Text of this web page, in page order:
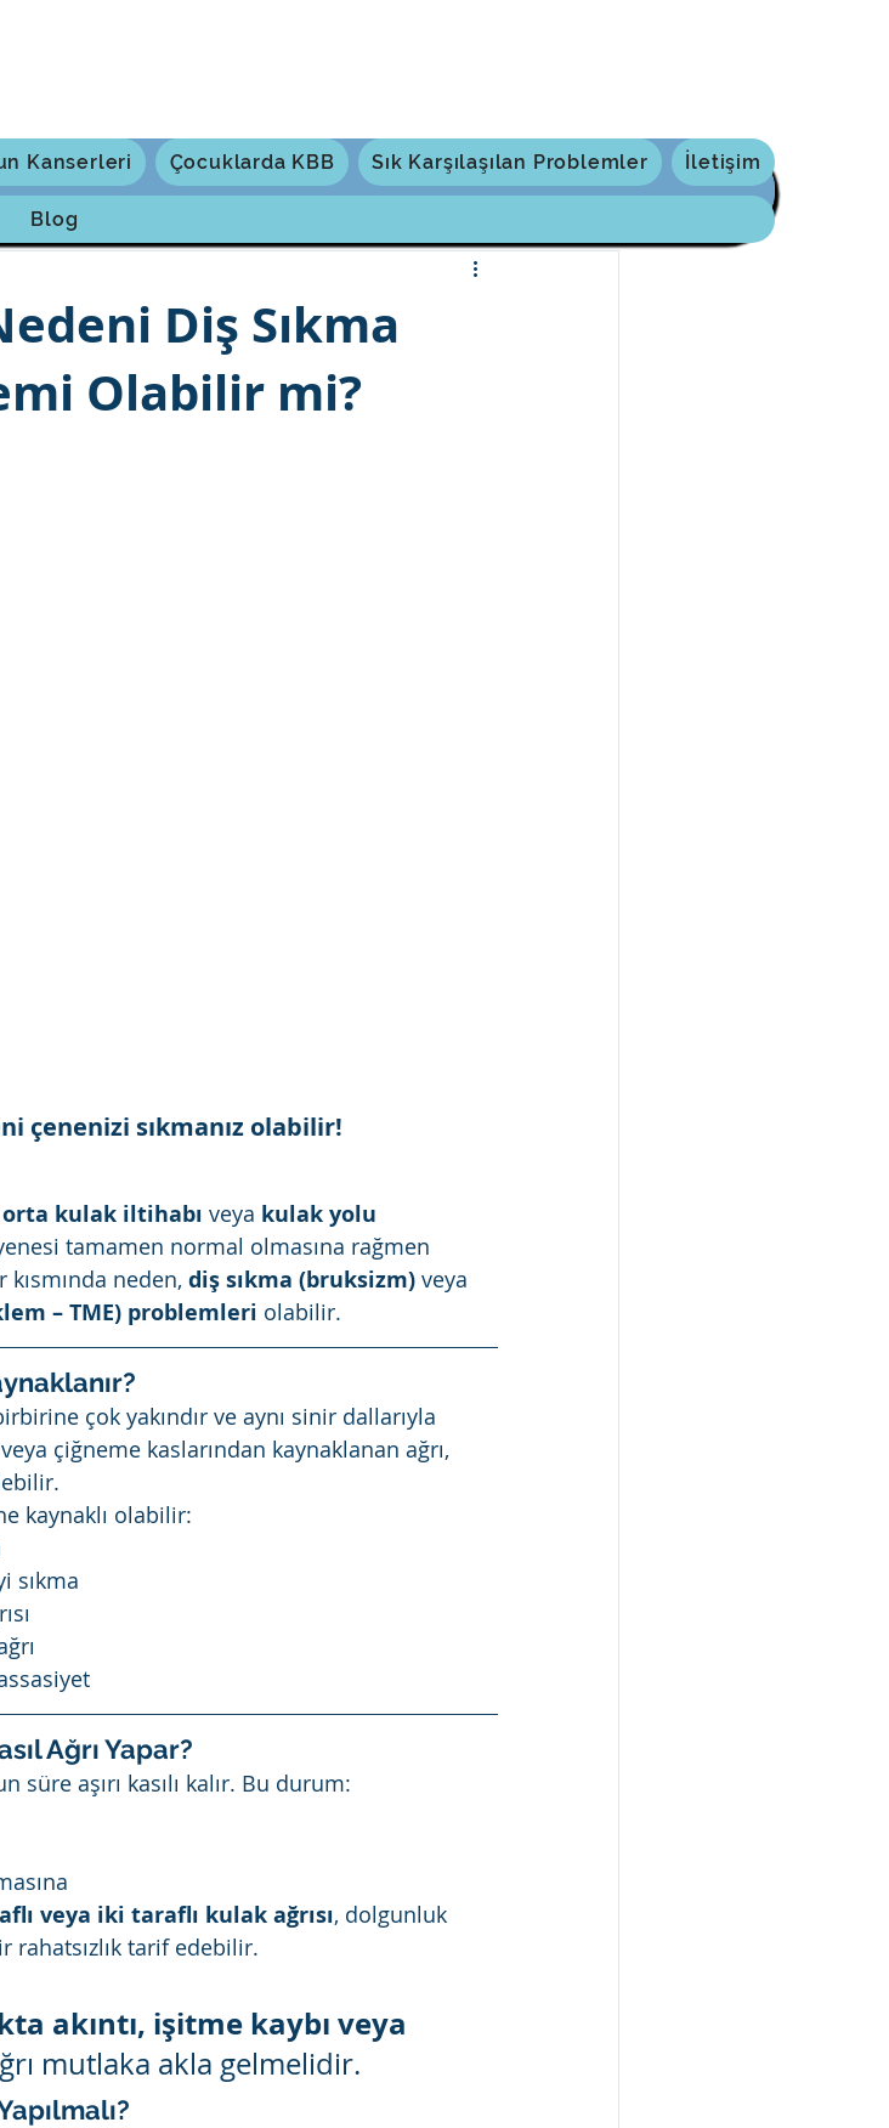
Diş Sıkma
Olabilir mi?
çenenizi sıkmanız olabilir!
orta kulak iltihabı veya kulak yolu
tamamen normal olmasına rağmen
neden, diş sıkma (bruksizm) veya
– TME) problemleri olabilir.
çok yakındır ve aynı sinir dallarıyla
çiğneme kaslarından kaynaklanan ağrı,
kaynaklı olabilir:
sıkma
Ağrı Yapar?
süre aşırı kasılı kalır. Bu durum:
veya iki taraflı kulak ağrısı, dolgunluk
rahatsızlık tarif edebilir.
akıntı, işitme kaybı veya
mutlaka akla gelmelidir.
Kanserleri Çocuklarda KBB Sık Karşılaşılan Problemler İletişim
Blog